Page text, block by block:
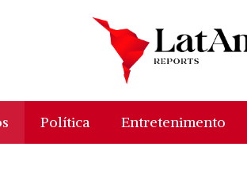
Política Entretenimento